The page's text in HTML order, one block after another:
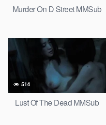
Murder On D Street MMSub
514
Lust Of The Dead MMSub